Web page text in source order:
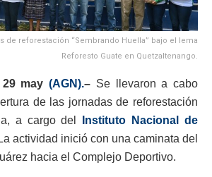
de reforestación “Sembrando Huella” bajo el lema
Reforesto Guate en Quetzaltenango.
29 may(AGN).– Se llevaron a cabo
de las jornadas de reforestación
a cargo del
Instituto Nacional de
La actividad inició con una caminata del
hacia el Complejo Deportivo.